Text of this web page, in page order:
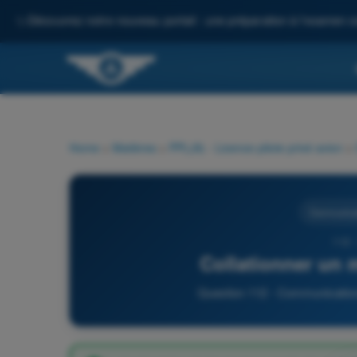
Découvrez notre nouveau portail : une préparation à l'examen
Home Matières PPL(A) - Licence pilote privé avion
Collationner un
Question 112 -